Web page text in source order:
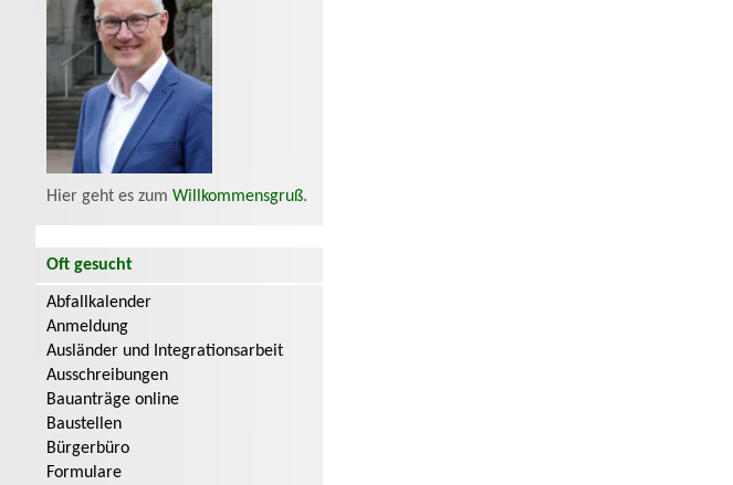
Hier geht es zum Willkommensgruß.
Oft gesucht
Abfallkalender
Anmeldung
Ausländer und Integrationsarbeit
Ausschreibungen
Bauanträge online
Baustellen
Bürgerbüro
Formulare